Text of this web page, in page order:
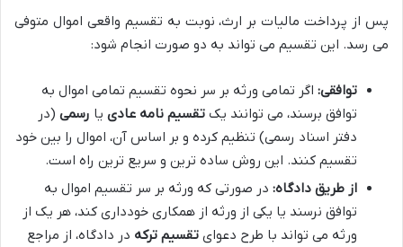
پس از پرداخت مالیات بر ارث، نوبت به تقسیم واقعی اموال متوفی
می رسد. این تقسیم می تواند به دو صورت انجام شود:
توافقی: اگر تمامی ورثه بر سر نحوه تقسیم تمامی اموال به
توافق برسند، می توانند یک تقسیم نامه عادی یا رسمی (در
دفتر اسناد رسمی) تنظیم کرده و بر اساس آن، اموال را بین خود
تقسیم کنند. این روش ساده ترین و سریع ترین راه است.
از طریق دادگاه: در صورتی که ورثه بر سر تقسیم اموال به
توافق نرسند یا یکی از ورثه از همکاری خودداری کند، هر یک از
ورثه می تواند با طرح دعوای تقسیم ترکه در دادگاه، از مراجع